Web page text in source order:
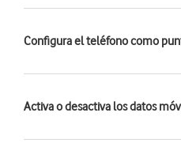
Configura el teléfono como
Activa o desactiva los datos